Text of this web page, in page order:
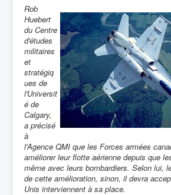
Rob
Huebert
du Centre
d'études
militaires
et
stratégiq
ues de
l'Universit
é de
Calgary,
a précisé
à
l'Agence QMI que les Forces armées
améliorer leur flotte aérienne depuis que
même avec leurs bombardiers. Selon lui,
de cette amélioration, sinon, il devra
Unis interviennent à sa place.